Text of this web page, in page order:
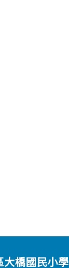
大橋國民小學